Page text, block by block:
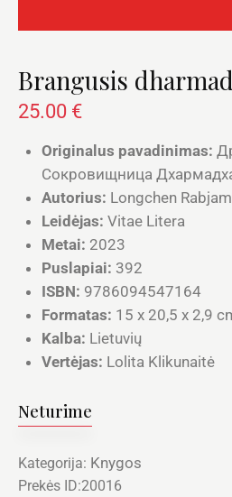
Brangusis
25.00 €
Originalus pavadinimas:
Сокровищница
Autorius: Longchen Rabjam
Leidėjas: Vitae Litera
Metai: 2023
Puslapiai: 392
ISBN: 9786094547164
Formatas: 15 x 20,5 x 2,9
Kalba: Lietuvių
Vertėjas: Lolita Klikunaitė
Neturime
Kategorija: Knygos
Prekės ID:20016